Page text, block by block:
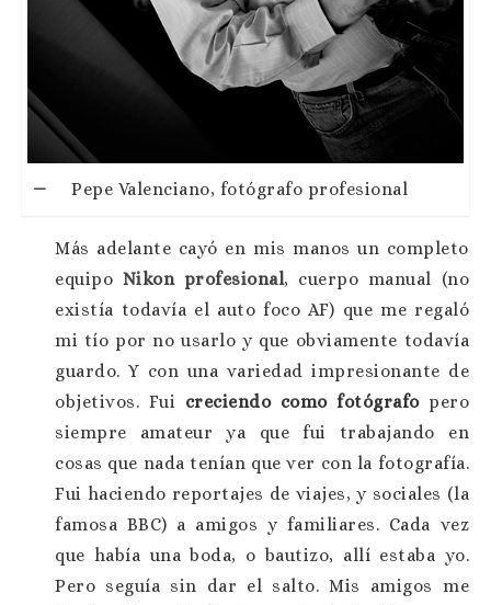
Pepe Valenciano, fotógrafo profesional
Más adelante cayó en mis manos un completo
equipo Nikon profesional, cuerpo manual (no
existía todavía el auto foco AF) que me regaló
mi tío por no usarlo y que obviamente todavía
guardo. Y con una variedad impresionante de
objetivos. Fui creciendo como fotógrafopero
siempre amateur ya que fui trabajando en
cosas que nada tenían que ver con la fotografía.
Fui haciendo reportajes de viajes, y sociales (la
famosa BBC) a amigos y familiares. Cada vez
que había una boda, o bautizo, allí estaba yo.
Pero seguía sin dar el salto. Mis amigos me